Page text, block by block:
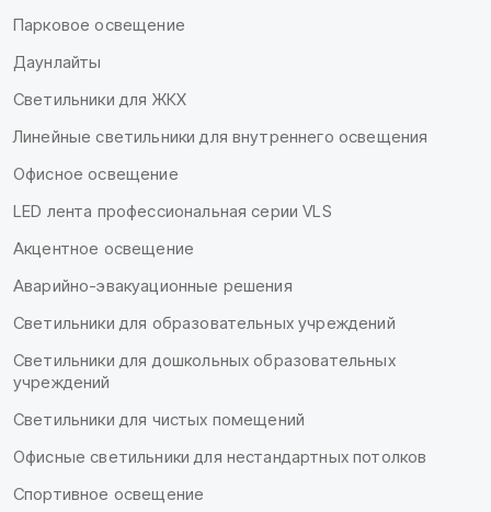
Парковое освещение
Даунлайты
Светильники для ЖКХ
Линейные светильники для внутреннего освещения
Офисное освещение
LED лента профессиональная серии VLS
Акцентное освещение
Аварийно-эвакуационные решения
Светильники для образовательных учреждений
Светильники для дошкольных образовательных
учреждений
Светильники для чистых помещений
Офисные светильники для нестандартных потолков
Спортивное освещение